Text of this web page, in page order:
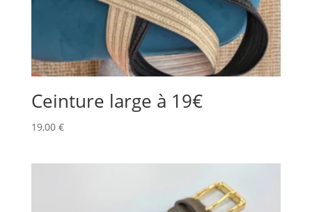
Ceinture large à 19€
19,00 €